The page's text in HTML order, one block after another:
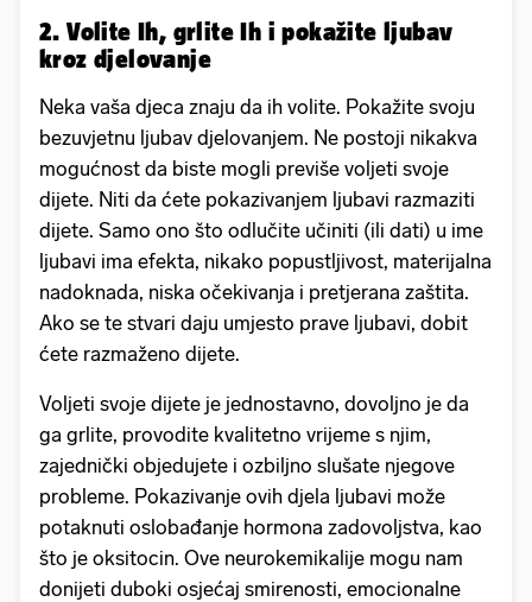
2. Volite Ih, grlite Ih i pokažite ljubav
kroz djelovanje
Neka vaša djeca znaju da ih volite. Pokažite svoju
bezuvjetnu ljubav djelovanjem. Ne postoji nikakva
mogućnost da biste mogli previše voljeti svoje
dijete. Niti da ćete pokazivanjem ljubavi razmaziti
dijete. Samo ono što odlučite učiniti (ili dati) u ime
ljubavi ima efekta, nikako popustljivost, materijalna
nadoknada, niska očekivanja i pretjerana zaštita.
Ako se te stvari daju umjesto prave ljubavi, dobit
ćete razmaženo dijete.
Voljeti svoje dijete je jednostavno, dovoljno je da
ga grlite, provodite kvalitetno vrijeme s njim,
zajednički objedujete i ozbiljno slušate njegove
probleme. Pokazivanje ovih djela ljubavi može
potaknuti oslobađanje hormona zadovoljstva, kao
što je oksitocin. Ove neurokemikalije mogu nam
donijeti duboki osjećaj smirenosti, emocionalne